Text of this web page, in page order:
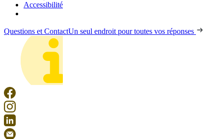
Accessibilité
Questions et ContactUn seul endroit pour toutes vos réponses